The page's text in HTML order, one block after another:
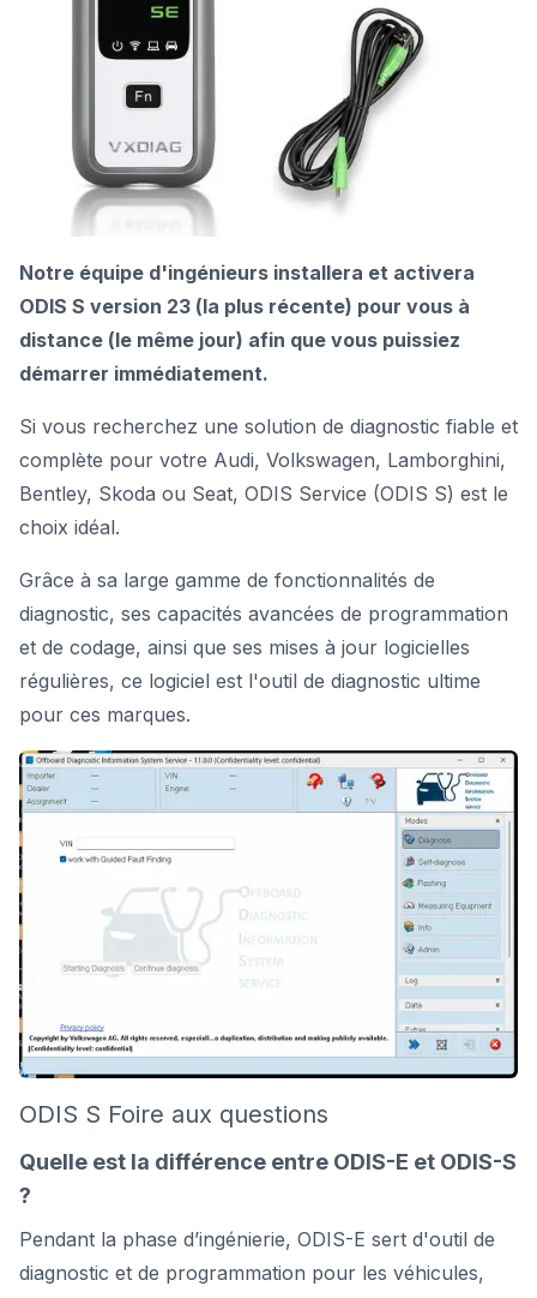
Notre équipe d'ingénieurs installera et activera
ODIS S version 23 (la plus récente) pour vous à
distance (le même jour) afin que vous puissiez
démarrer immédiatement.
Si vous recherchez une solution de diagnostic fiable et
complète pour votre Audi, Volkswagen, Lamborghini,
Bentley, Skoda ou Seat, ODIS Service (ODIS S) est le
choix idéal.
Grâce à sa large gamme de fonctionnalités de
diagnostic, ses capacités avancées de programmation
et de codage, ainsi que ses mises à jour logicielles
régulières, ce logiciel est l'outil de diagnostic ultime
pour ces marques.
ODIS S Foire aux questions
Quelle est la différence entre ODIS-E et ODIS-S
?
Pendant la phase d’ingénierie, ODIS-E sert d'outil de
diagnostic et de programmation pour les véhicules,